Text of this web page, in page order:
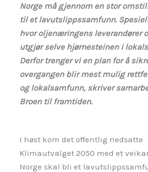
Norge må gjennom en stor
til et lavutslippssamfunn.
hvor oljenæringens leverandører
utgjør selve hjørnesteinen i
Derfor trenger vi en plan for å
overgangen blir mest mulig
og lokalsamfunn, skriver
Broen til framtiden.
I høst kom det offentlig nedsatte
Klimautvalget 2050 med et
Norge skal bli et